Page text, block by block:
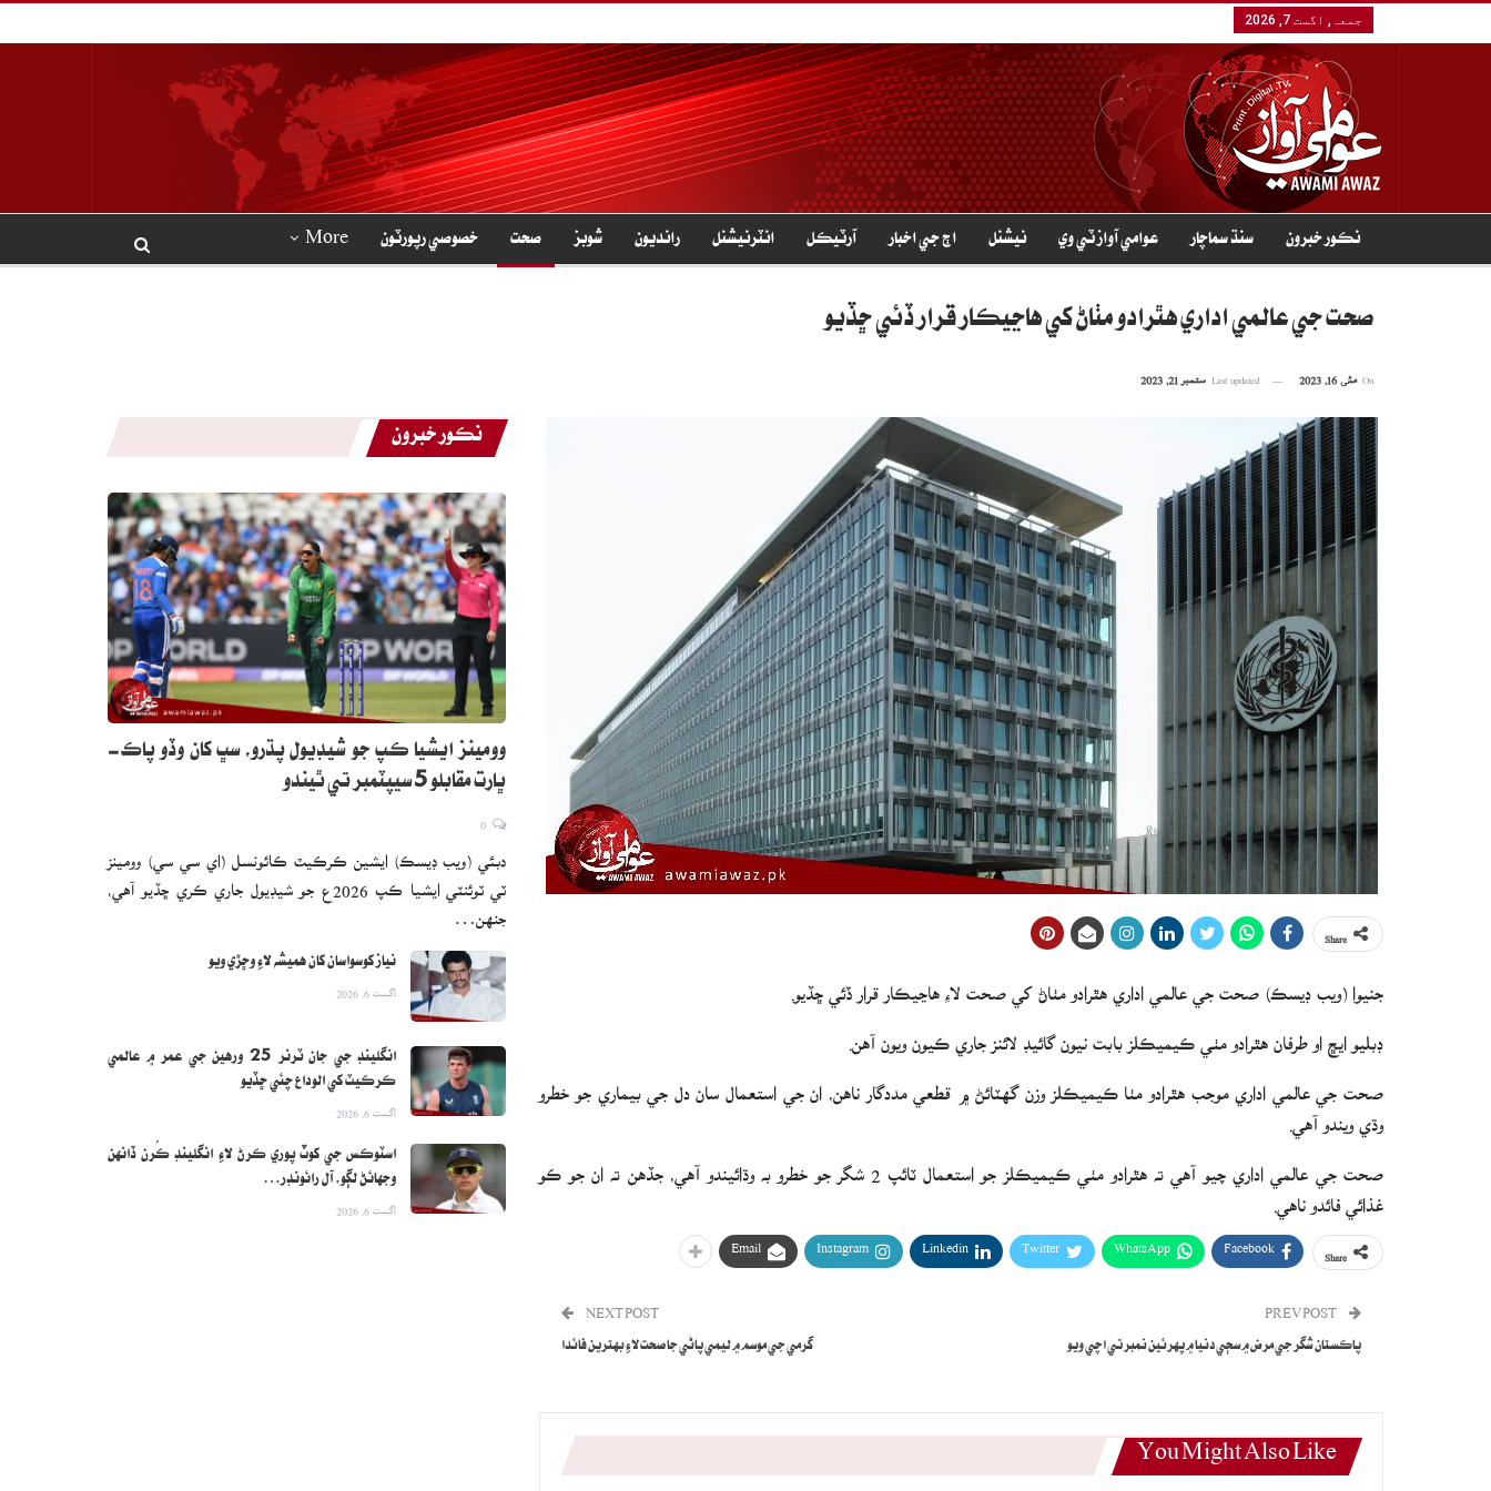
جمعہ, اگست 7, 2026
نڪور خبرون سنڌ سماچار عوامي آواز ٽي وي نيشنل اڄ جي اخبار آرٽيڪل انٽرنيشنل رانديون شوبز صحت خصوصي رپورٽون More
صحت جي عالمي اداري هٿرادو مٺاڻ کي هاڃيڪار قرار ڏئي ڇڏيو
مئی 16, 2023
جنيوا (ويب ڊيسڪ) صحت جي عالمي اداري هٿرادو مٺاڻ کي صحت لاءِ هاڃيڪار قرار ڏئي ڇڏيو.
ڊبليو ايڇ او طرفان هٿرادو مٺي ڪيميڪلز بابت نيون گائيڊ لائنز جاري ڪيون ويون آهن.
صحت جي عالمي اداري موجب هٿرادو مٺا ڪيميڪلز وزن گهٽائڻ ۾ قطعي مددگار ناهن، ان جي استعمال سان دل جي بيماري جو خطرو
وڌي ويندو آهي.
صحت جي عالمي اداري چيو آهي ته هٿرادو مٺي ڪيميڪلز جو استعمال ٽائپ 2 شگر جو خطرو به وڌائيندو آهي، جڏهن ته ان جو ڪو
غذائي فائدو ناهي.
Facebook
WhatsApp
Twitter
Linkedin
Instagram
Email
پاڪستان شگر جي مرض ۾ سڄي دنيا ۾ پهرئين نمبر تي اچي ويو
NEXT POST
گرمي جي موسم ۾ ليمي پاڻي جا صحت لاءِ بهترين فائدا
You Might Also Like
نڪور خبرون
وومينز ايشيا ڪپ جو شيڊيول پڌرو، سڀ کان وڏو پاڪ-
ڀارت مقابلو 5 سيپٽمبر تي ٿيندو
دبئي (ويب ڊيسڪ) ايشين ڪرڪيٽ ڪائونسل (اي سي سي) وومينز
ٽي ٽوئنٽي ايشيا ڪپ 2026ع جو شيڊيول جاري ڪري ڇڏيو آهي،
نياز کوسواسان کان هميشه لاءِ وڇڙي ويو
اگست 6, 2026
انگلينڊ جي جان ٽرنر 25 ورهين جي عمر ۾ عالمي
ڪرڪيٽ کي الوداع چئي ڇڏيو
اگست 6, 2026
اسٽوڪس جي کوٽ پوري ڪرڻ لاءِ انگلينڊ ڪُرن ڏانهن
وجهائڻ لڳو، آل رائونڊر…
اگست 6, 2026